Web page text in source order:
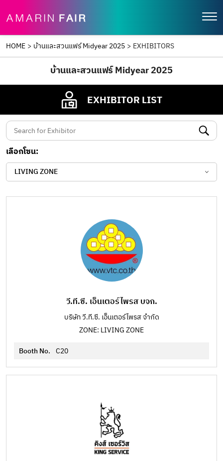
HOME > บ้านและสวนแฟร์ Midyear 2025 > EXHIBITORS
บ้านและสวนแฟร์ Midyear 2025
EXHIBITOR LIST
เลือกโซน:
LIVING ZONE
วี.ที.ซี. เอ็นเตอร์ไพรส บจก.
บริษัท วี.ที.ซี. เอ็นเตอร์ไพรส จำกัด
ZONE: LIVING ZONE
Booth No. C20